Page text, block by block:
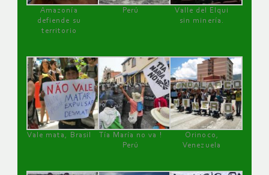
Amazonía
defiende su
territorio
Perú
Valle del Elqui
sin minería.
Vale mata, Brasil
Tía María no va !
Perú
Orinoco,
Venezuela